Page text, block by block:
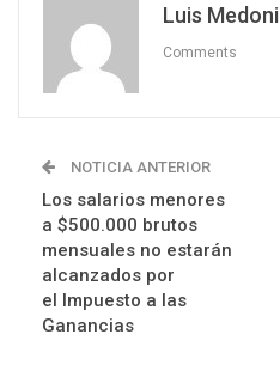
Luis Medoni
Comments
NOTICIA ANTERIOR
Los salarios menores
a $500.000 brutos
mensuales no estarán
alcanzados por
el Impuesto a las
Ganancias